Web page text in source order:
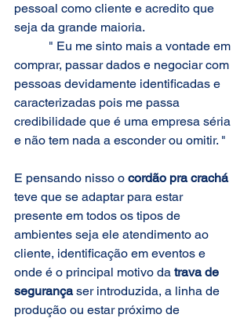
pessoal como cliente e acredito que
seja da grande maioria.
comprar, passar dados e negociar com
pessoas devidamente identificadas e
caracterizadas pois me passa
credibilidade que é uma empresa séria
e não tem nada a esconder ou omitir. "
E pensando nisso o cordão pra crachá
teve que se adaptar para estar
presente em todos os tipos de
ambientes seja ele atendimento ao
cliente, identificação em eventos e
onde é o principal motivo da trava de
segurança ser introduzida, a linha de
produção ou estar próximo de